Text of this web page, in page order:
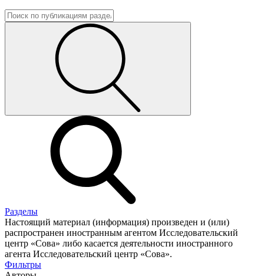
Разделы
Настоящий материал (информация) произведен и (или)
распространен иностранным агентом Исследовательский
центр «Сова» либо касается деятельности иностранного
агента Исследовательский центр «Сова».
Фильтры